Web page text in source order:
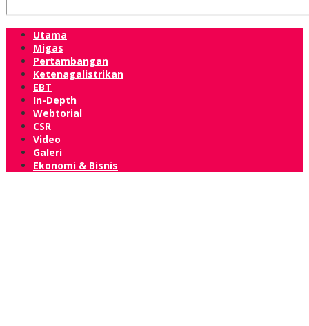
Utama
Migas
Pertambangan
Ketenagalistrikan
EBT
In-Depth
Webtorial
CSR
Video
Galeri
Ekonomi & Bisnis